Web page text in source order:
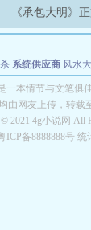
《承包大明》
系统供应商 风水
复制大师 华娱特效
长别打脸
一本情节与文笔俱
由网友上传，转载
2021 4g小说网 All
ICP备8888888号 统